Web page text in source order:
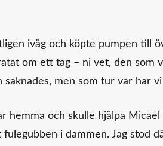
iväg och köpte pumpen till
om ett tag – ni vet, den som
saknades, men som tur var har
hemma och skulle hjälpa
fulegubben i dammen. Jag stod